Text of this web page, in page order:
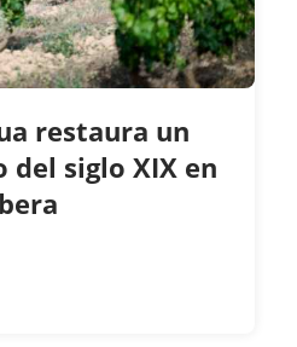
restaura un
del siglo XIX en